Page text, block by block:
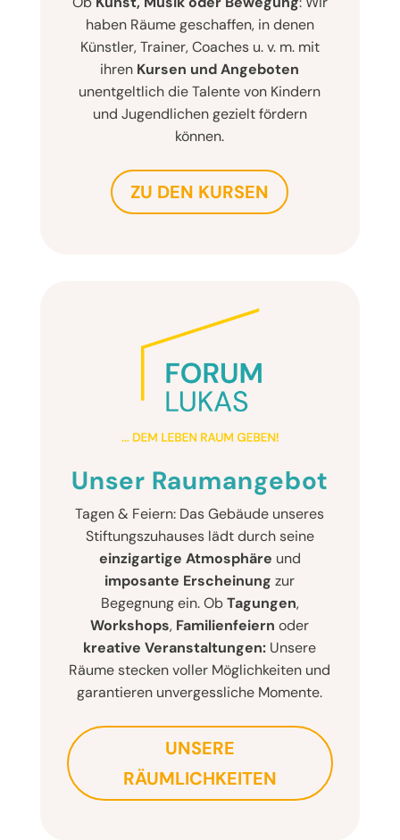
haben Räume geschaffen, in denen
Künstler, Trainer, Coaches u. v. m. mit
ihren Kursen und Angeboten
unentgeltlich die Talente von Kindern
und Jugendlichen gezielt fördern
können.
ZU DEN KURSEN
Unser Raumangebot
Tagen & Feiern: Das Gebäude unseres
Stiftungszuhauses lädt durch seine
einzigartige Atmosphäre und
imposante Erscheinung zur
Begegnung ein. ObTagungen,
Workshops, Familienfeiern oder
kreative Veranstaltungen: Unsere
Räume stecken voller Möglichkeiten und
garantieren unvergessliche Momente.
UNSERE
RÄUMLICHKEITEN